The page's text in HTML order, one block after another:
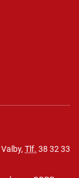
Tlf. 38 32 33